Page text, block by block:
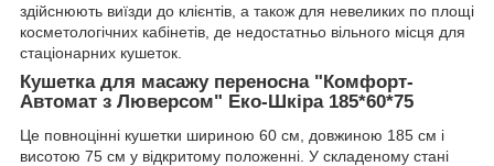
здійснюють виїзди до клієнтів, а також для невеликих по площі
косметологічних кабінетів, де недостатньо вільного місця для
стаціонарних кушеток.
Кушетка для масажу переносна "Комфорт-
Автомат з Люверсом" Еко-Шкіра 185*60*75
Це повноцінні кушетки шириною 60 см, довжиною 185 см і
висотою 75 см у відкритому положенні. У складеному стані